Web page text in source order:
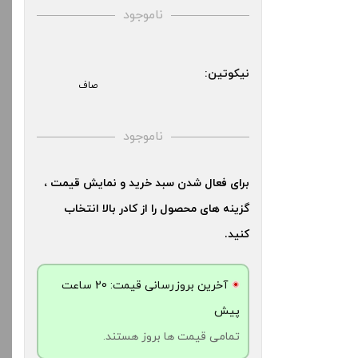
ناموجود
نیکوتین:
صاف
ناموجود
برای فعال شدن سبد خرید و نمایش قیمت ،
گزینه های محصول را از کادر بالا انتخاب
کنید.
آخرین بروزرسانی قیمت: 20 ساعت
پیش
تمامی قیمت ها بروز هستند.